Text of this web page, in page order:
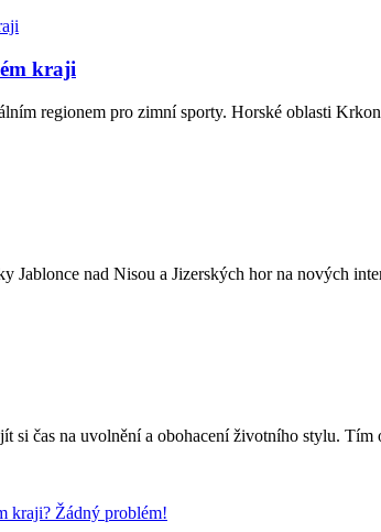
kraji
regionem pro zimní sporty. Horské oblasti
Jablonce nad Nisou a Jizerských hor na nových
si čas na uvolnění a obohacení životního stylu. Tím